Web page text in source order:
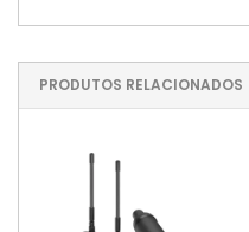
PRODUTOS RELACIONADOS